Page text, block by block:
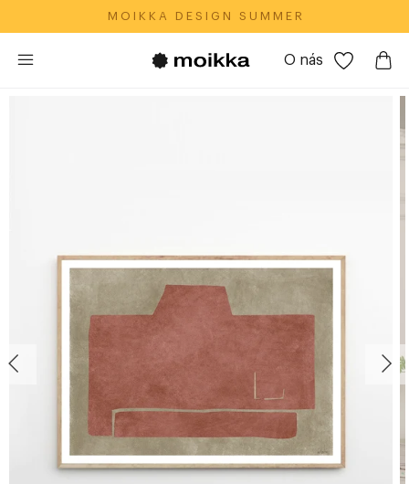
M O I K K A‎ ‎ ‎ D E S I G N‎ ‎ ‎ S U M M E R
O nás